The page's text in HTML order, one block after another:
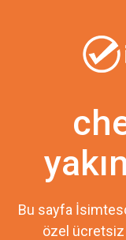
Bu sayfa
özel ücretsiz